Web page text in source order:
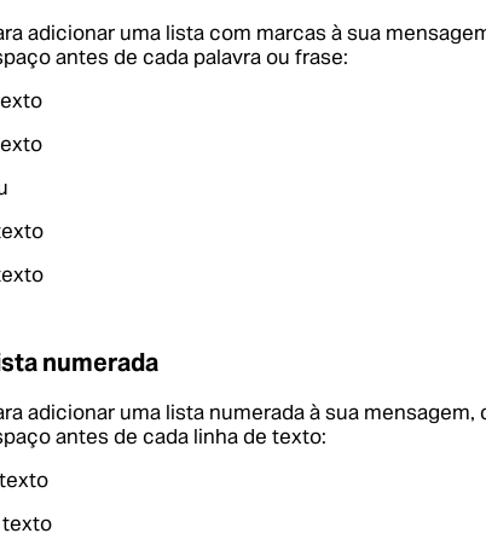
adicionar uma lista com marcas à sua
antes de cada palavra ou frase:
numerada
adicionar uma lista numerada à sua
antes de cada linha de texto:
texto